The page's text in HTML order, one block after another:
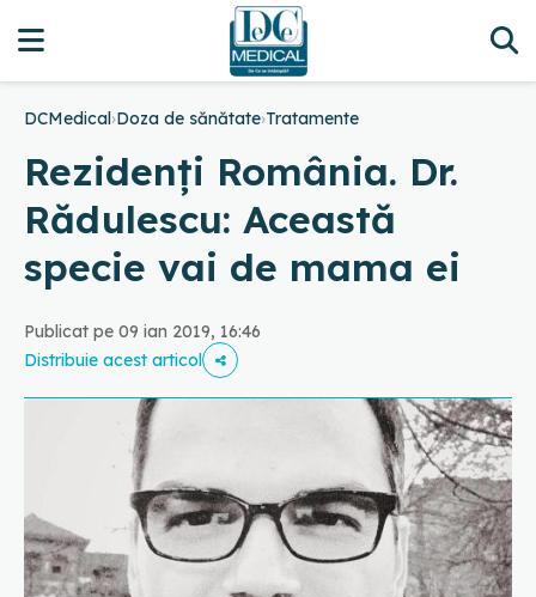
DCMedical›Doza de sănătate›Tratamente
Rezidenți România. Dr.
Rădulescu: Această
specie vai de mama ei
Publicat pe 09 ian 2019, 16:46
Distribuie acest articol